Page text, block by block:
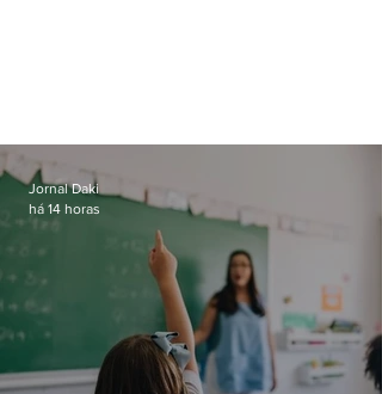
Jornal Daki
há 14 horas